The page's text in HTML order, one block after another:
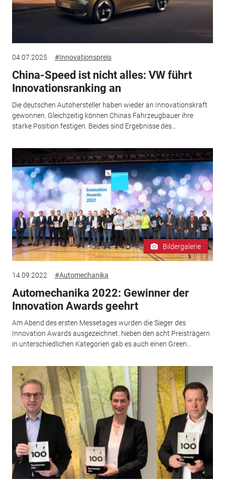
04.07.2025 #Innovationspreis
China-Speed ist nicht alles: VW führt
Innovationsranking an
Die deutschen Autohersteller haben wieder an Innovationskraft
gewonnen. Gleichzeitig können Chinas Fahrzeugbauer ihre
starke Position festigen. Beides sind Ergebnisse des...
Bildergalerie
14.09.2022 #Automechanika
Automechanika 2022: Gewinner der
Innovation Awards geehrt
Am Abend des ersten Messetages wurden die Sieger des
Innovation Awards ausgezeichnet. Neben den acht Preisträgern
in unterschiedlichen Kategorien gab es auch einen Green...